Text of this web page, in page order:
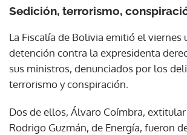
Sedición, terrorismo,
La Fiscalía de Bolivia emitió el viernes
detención contra la expresidenta
sus ministros, denunciados por los
terrorismo y conspiración.
Dos de ellos, Álvaro Coímbra, extitular
Rodrigo Guzmán, de Energía, fueron